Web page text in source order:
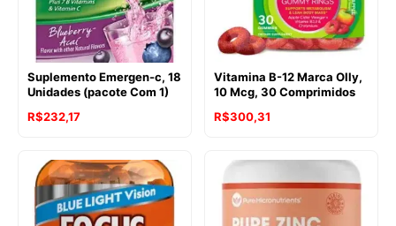
Suplemento Emergen-c, 18
Unidades (pacote Com 1)
R$232,17
Vitamina B-12 Marca Olly,
10 Mcg, 30 Comprimidos
R$300,31